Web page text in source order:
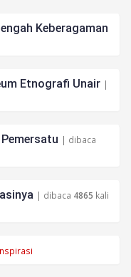
Keberagaman
Etnografi Unair |
| dibaca
| dibaca 4865 kali